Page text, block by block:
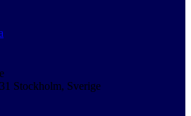
Stockholm, Sverige